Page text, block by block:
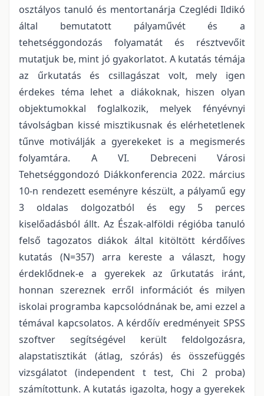
osztályos tanuló és mentortanárja Czeglédi Ildikó
által bemutatott pályaművét és a
tehetséggondozás folyamatát és résztvevőit
mutatjuk be, mint jó gyakorlatot. A kutatás témája
az űrkutatás és csillagászat volt, mely igen
érdekes téma lehet a diákoknak, hiszen olyan
objektumokkal foglalkozik, melyek fényévnyi
távolságban kissé misztikusnak és elérhetetlenek
tűnve motiválják a gyerekeket is a megismerés
folyamtára. A VI. Debreceni Városi
Tehetséggondozó Diákkonferencia 2022. március
10-n rendezett eseményre készült, a pályamű egy
3 oldalas dolgozatból és egy 5 perces
kiselőadásból állt. Az Észak-alföldi régióba tanuló
felső tagozatos diákok által kitöltött kérdőíves
kutatás (N=357) arra kereste a választ, hogy
érdeklődnek-e a gyerekek az űrkutatás iránt,
honnan szereznek erről információt és milyen
iskolai programba kapcsolódnának be, ami ezzel a
témával kapcsolatos. A kérdőív eredményeit SPSS
szoftver segítségével került feldolgozásra,
alapstatisztikát (átlag, szórás) és összefüggés
vizsgálatot (independent t test, Chi 2 proba)
számítottunk. A kutatás igazolta, hogy a gyerekek